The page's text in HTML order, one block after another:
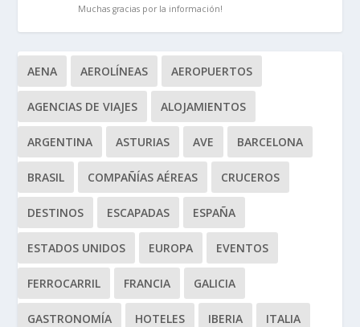
Muchas gracias por la información!
AENA AEROLÍNEAS AEROPUERTOS
AGENCIAS DE VIAJES ALOJAMIENTOS
ARGENTINA ASTURIAS AVE BARCELONA
BRASIL COMPAÑÍAS AÉREAS CRUCEROS
DESTINOS ESCAPADAS ESPAÑA
ESTADOS UNIDOS EUROPA EVENTOS
FERROCARRIL FRANCIA GALICIA
GASTRONOMÍA HOTELES IBERIA ITALIA